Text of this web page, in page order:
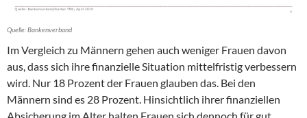
Quelle: Bankenverband
Im Vergleich zu Männern gehen auch weniger Frauen davon
aus, dass sich ihre finanzielle Situation mittelfristig verbessern
wird. Nur 18 Prozent der Frauen glauben das. Bei den
Männern sind es 28 Prozent. Hinsichtlich ihrer finanziellen